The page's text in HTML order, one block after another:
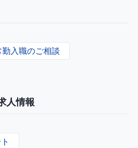
勤入職のご相談
人情報